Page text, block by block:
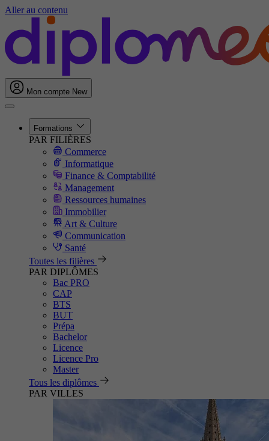
Aller au contenu
Mon compte New
Formations
PAR FILIÈRES
Commerce
Informatique
Finance & Comptabilité
Management
Ressources humaines
Immobilier
Art & Culture
Communication
Santé
Toutes les filières
PAR DIPLÔMES
Bac PRO
CAP
BTS
BUT
Prépa
Bachelor
Licence
Licence Pro
Master
Tous les diplômes
PAR VILLES